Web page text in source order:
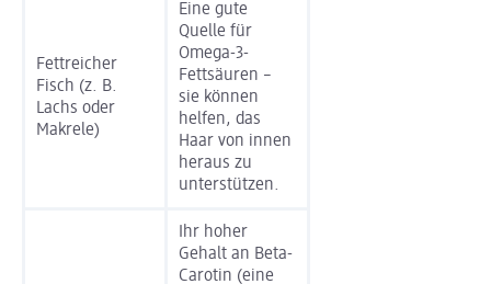
Fettreicher
Fisch (z. B.
Lachs oder
Makrele)
Eine gute
Quelle für
Omega-3-
Fettsäuren –
sie können
helfen, das
Haar von innen
heraus zu
unterstützen.
Ihr hoher
Gehalt an Beta-
Carotin (eine